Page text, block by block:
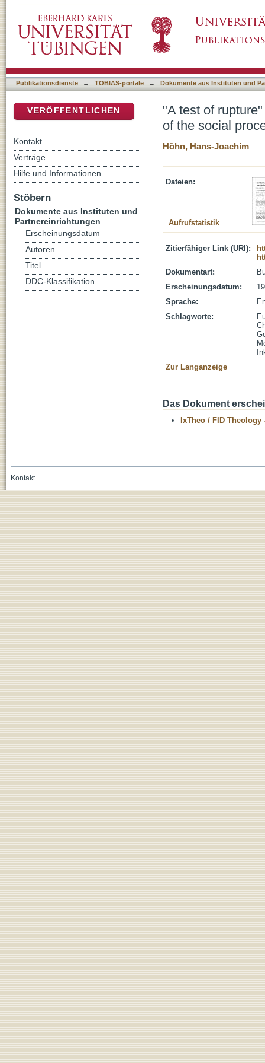
modernisation (thesis paper)
Publikationsdienste → TOBIAS-portale → Dokumente aus Instituten und
"A test of
of the social
Höhn, Hans-Joachim
Dateien:
Aufrufstatistik
Zitierfähiger Link (URI):
Dokumentart:
Erscheinungsdatum:
Sprache:
Schlagworte:
Zur Langanzeige
Das Dokument
IxTheo / FID Theology
VERÖFFENTLICHEN
Kontakt
Verträge
Hilfe und Informationen
Stöbern
Dokumente aus Instituten und
Partnereinrichtungen
Erscheinungsdatum
Autoren
Titel
DDC-Klassifikation
Kontakt